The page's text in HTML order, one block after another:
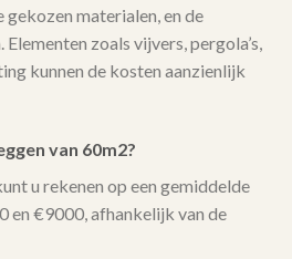
materialen, en de
zoals vijvers, pergola’s,
kunnen de kosten aanzienlijk
van 60m2?
u rekenen op een gemiddelde
en €9000, afhankelijk van de